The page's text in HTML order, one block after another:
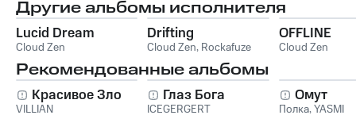
Другие альбомы исполнителя
Lucid Dream
Cloud Zen
Drifting
Cloud Zen, Rockafuze
OFFLINE
Cloud Zen
Рекомендованные альбомы
Красивое Зло
VILLIAN
Глаз Бога
ICEGERGERT
Омут
Полка,YASMI